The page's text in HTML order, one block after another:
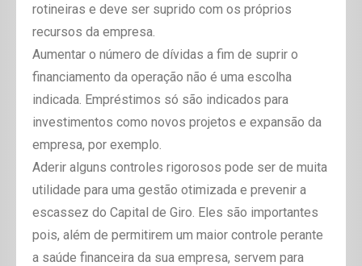
rotineiras e deve ser suprido com os próprios
recursos da empresa.
Aumentar o número de dívidas a fim de suprir o
financiamento da operação não é uma escolha
indicada. Empréstimos só são indicados para
investimentos como novos projetos e expansão da
empresa, por exemplo.
Aderir alguns controles rigorosos pode ser de muita
utilidade para uma gestão otimizada e prevenir a
escassez do Capital de Giro. Eles são importantes
pois, além de permitirem um maior controle perante
a saúde financeira da sua empresa, servem para